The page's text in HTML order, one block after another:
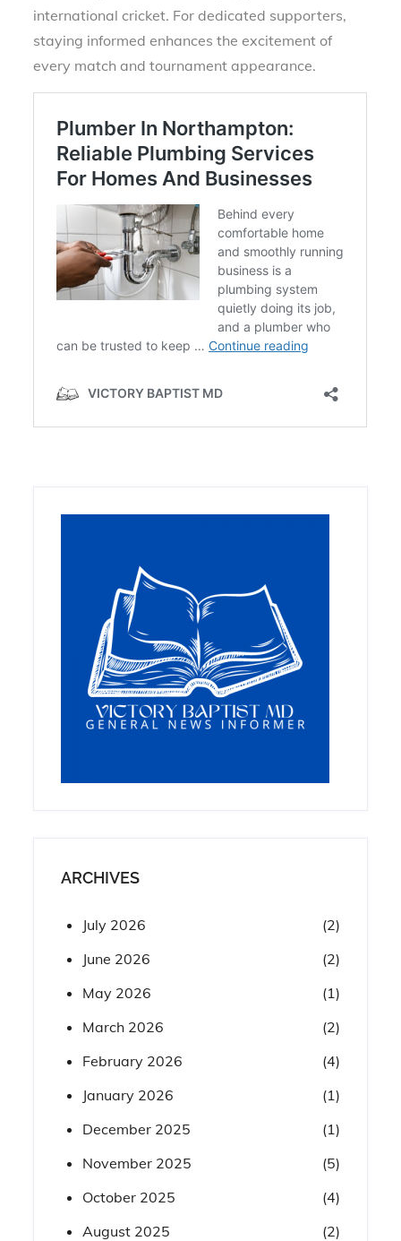
international cricket. For dedicated supporters,
staying informed enhances the excitement of
every match and tournament appearance.
ARCHIVES
July 2026
(2)
June 2026
(2)
May 2026
(1)
March 2026
(2)
February 2026
(4)
January 2026
(1)
December 2025
(1)
November 2025
(5)
October 2025
(4)
August 2025
(2)